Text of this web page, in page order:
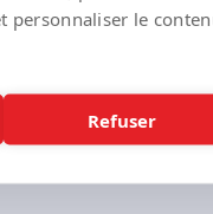
personnaliser le
Refuser